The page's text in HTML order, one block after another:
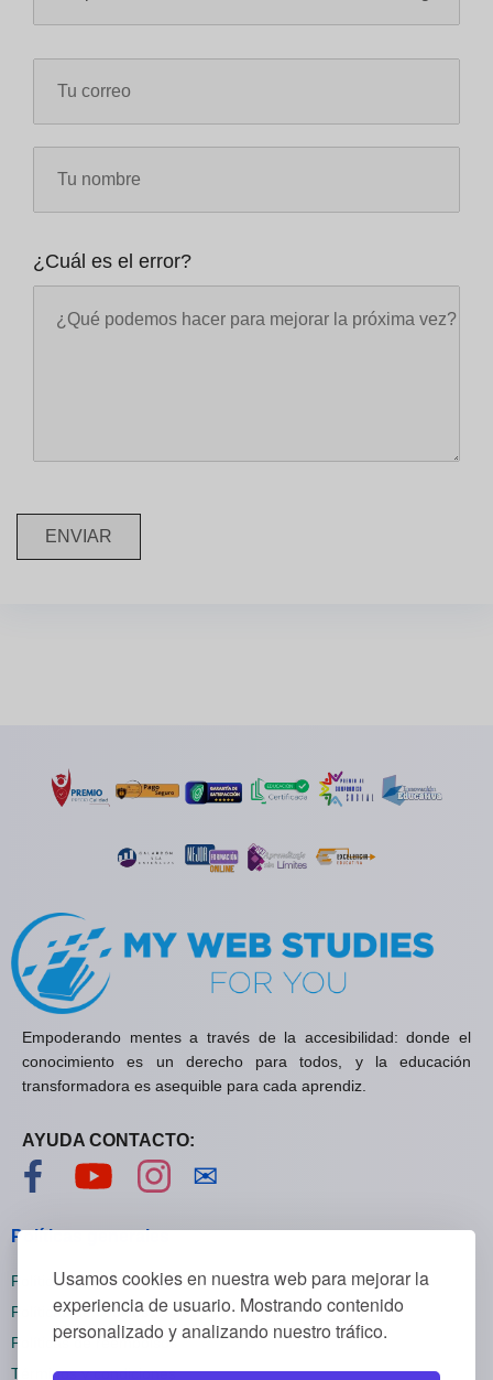
Usamos cookies en nuestra web para mejorar la
experiencia de usuario. Mostrando contenido
personalizado y analizando nuestro tráfico.
¿Cuál es el error?
ENVIAR
Empoderando mentes a través de la accesibilidad: donde el
conocimiento es un derecho para todos, y la educación
transformadora es asequible para cada aprendiz.
AYUDA CONTACTO:
Visítanos en Facebook
Visítanos en YouTube
Visítanos en Instagram
✉
Políticas generales
Políticas de privacidad
Políticas de cookies
Políticas de reembolsos
Términos y condiciones